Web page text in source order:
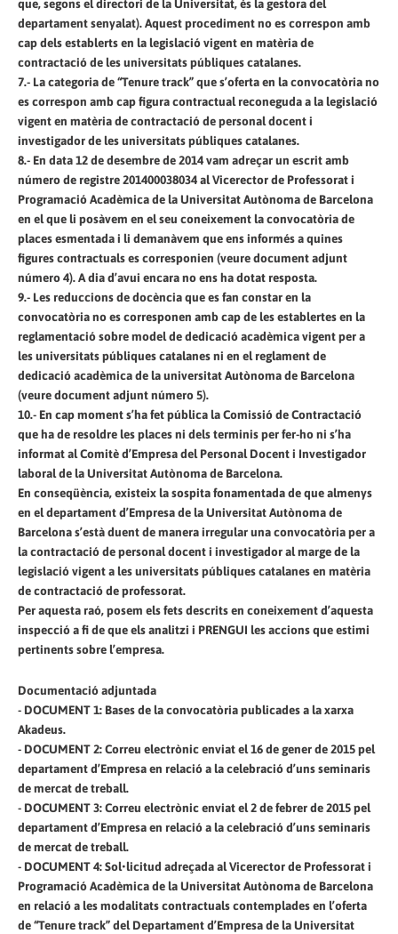
que, segons el directori de la Universitat, és la gestora del
departament senyalat). Aquest procediment no es correspon amb
cap dels establerts en la legislació vigent en matèria de
contractació de les universitats públiques catalanes.
7.- La categoria de “Tenure track” que s’oferta en la convocatòria no
es correspon amb cap figura contractual reconeguda a la legislació
vigent en matèria de contractació de personal docent i
investigador de les universitats públiques catalanes.
8.- En data 12 de desembre de 2014 vam adreçar un escrit amb
número de registre 201400038034 al Vicerector de Professorat i
Programació Acadèmica de la Universitat Autònoma de Barcelona
en el que li posàvem en el seu coneixement la convocatòria de
places esmentada i li demanàvem que ens informés a quines
figures contractuals es corresponien (veure document adjunt
número 4). A dia d’avui encara no ens ha dotat resposta.
9.- Les reduccions de docència que es fan constar en la
convocatòria no es corresponen amb cap de les establertes en la
reglamentació sobre model de dedicació acadèmica vigent per a
les universitats públiques catalanes ni en el reglament de
dedicació acadèmica de la universitat Autònoma de Barcelona
(veure document adjunt número 5).
10.- En cap moment s’ha fet pública la Comissió de Contractació
que ha de resoldre les places ni dels terminis per fer-ho ni s’ha
informat al Comitè d’Empresa del Personal Docent i Investigador
laboral de la Universitat Autònoma de Barcelona.
En conseqüència, existeix la sospita fonamentada de que almenys
en el departament d’Empresa de la Universitat Autònoma de
Barcelona s’està duent de manera irregular una convocatòria per a
la contractació de personal docent i investigador al marge de la
legislació vigent a les universitats públiques catalanes en matèria
de contractació de professorat.
Per aquesta raó, posem els fets descrits en coneixement d’aquesta
inspecció a fi de que els analitzi i PRENGUI les accions que estimi
pertinents sobre l’empresa.
Documentació adjuntada
- DOCUMENT 1: Bases de la convocatòria publicades a la xarxa
Akadeus.
- DOCUMENT 2: Correu electrònic enviat el 16 de gener de 2015 pel
departament d’Empresa en relació a la celebració d’uns seminaris
de mercat de treball.
- DOCUMENT 3: Correu electrònic enviat el 2 de febrer de 2015 pel
departament d’Empresa en relació a la celebració d’uns seminaris
de mercat de treball.
- DOCUMENT 4: Sol•licitud adreçada al Vicerector de Professorat i
Programació Acadèmica de la Universitat Autònoma de Barcelona
en relació a les modalitats contractuals contemplades en l’oferta
de “Tenure track” del Departament d’Empresa de la Universitat